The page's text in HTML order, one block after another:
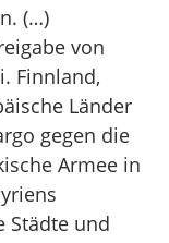
(…)
von
Finnland,
Länder
gegen die
Armee in
Städte und